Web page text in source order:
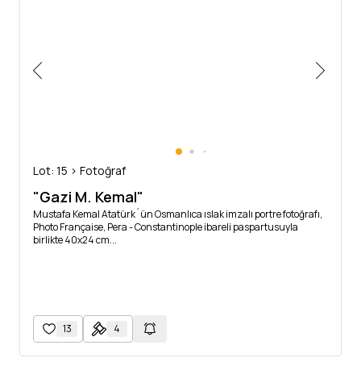
Lot: 15 > Fotoğraf
"Gazi M. Kemal"
Mustafa Kemal Atatürk´ün Osmanlıca ıslak imzalı portre fotoğrafı,
Photo Française, Pera - Constantinople ibareli paspartusuyla
birlikte 40x24 cm...
13 4